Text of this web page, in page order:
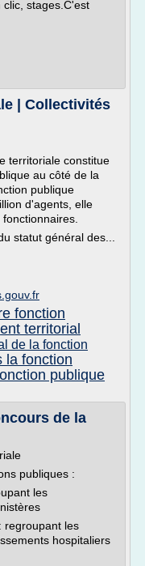
stages.C'est
| Collectivités
territoriale constitue
au côté de la
publique
d'agents, elle
statut général des...
fonction
territorial
de la fonction
la fonction
publique
de la
publiques :
les
regroupant les
hospitaliers